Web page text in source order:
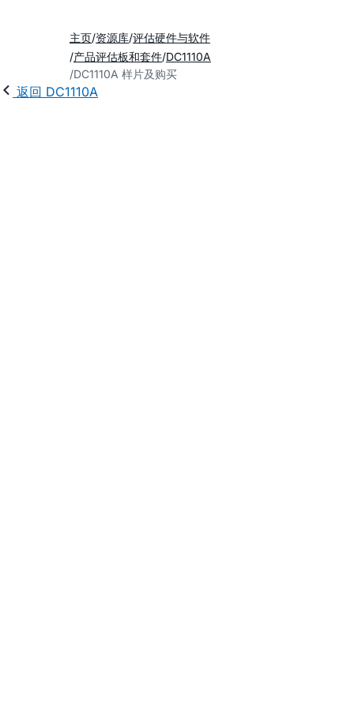
主页 资源库 评估硬件与软件
产品评估板和套件 DC1110A
DC1110A 样片及购买
返回 DC1110A